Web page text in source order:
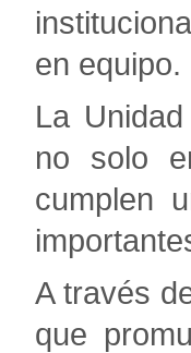
en equipo.
La
no solo
cumplen
A través
que